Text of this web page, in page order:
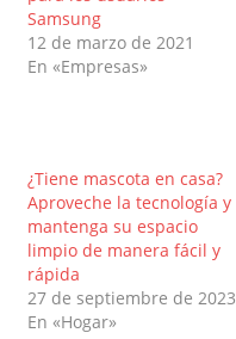
Samsung
12 de marzo de 2021
En «Empresas»
¿Tiene mascota en casa?
Aproveche la tecnología y
mantenga su espacio
limpio de manera fácil y
rápida
27 de septiembre de 2023
En «Hogar»